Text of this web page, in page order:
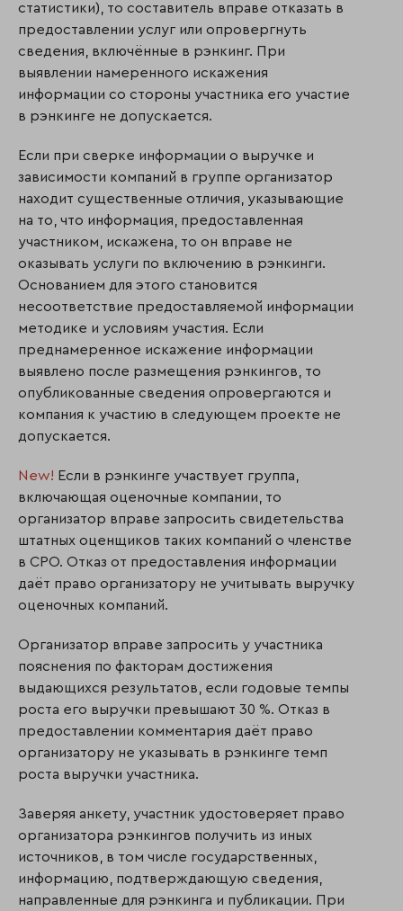
статистики), то составитель вправе отказать в
предоставлении услуг или опровергнуть
сведения, включённые в рэнкинг. При
выявлении намеренного искажения
информации со стороны участника его участие
в рэнкинге не допускается.
Если при сверке информации о выручке и
зависимости компаний в группе организатор
находит существенные отличия, указывающие
на то, что информация, предоставленная
участником, искажена, то он вправе не
оказывать услуги по включению в рэнкинги.
Основанием для этого становится
несоответствие предоставляемой информации
методике и условиям участия. Если
преднамеренное искажение информации
выявлено после размещения рэнкингов, то
опубликованные сведения опровергаются и
компания к участию в следующем проекте не
допускается.
New! Если в рэнкинге участвует группа,
включающая оценочные компании, то
организатор вправе запросить свидетельства
штатных оценщиков таких компаний о членстве
в СРО. Отказ от предоставления информации
даёт право организатору не учитывать выручку
оценочных компаний.
Организатор вправе запросить у участника
пояснения по факторам достижения
выдающихся результатов, если годовые темпы
роста его выручки превышают 30 %. Отказ в
предоставлении комментария даёт право
организатору не указывать в рэнкинге темп
роста выручки участника.
Заверяя анкету, участник удостоверяет право
организатора рэнкингов получить из иных
источников, в том числе государственных,
информацию, подтверждающую сведения,
направленные для рэнкинга и публикации. При